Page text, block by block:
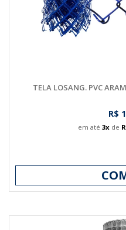
TELA LOSANG. PVC
R$
em até 3x de